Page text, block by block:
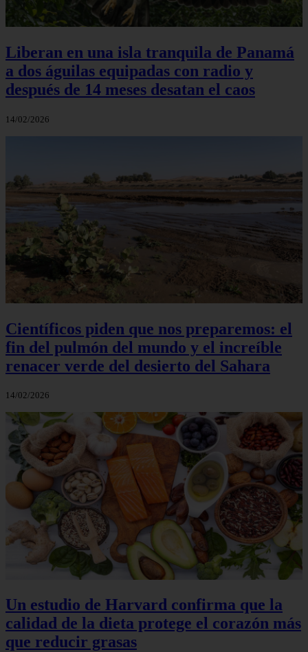
Liberan en una isla tranquila de Panamá
a dos águilas equipadas con radio y
después de 14 meses desatan el caos
14/02/2026
Científicos piden que nos preparemos: el
fin del pulmón del mundo y el increíble
renacer verde del desierto del Sahara
14/02/2026
Un estudio de Harvard confirma que la
calidad de la dieta protege el corazón más
que reducir grasas